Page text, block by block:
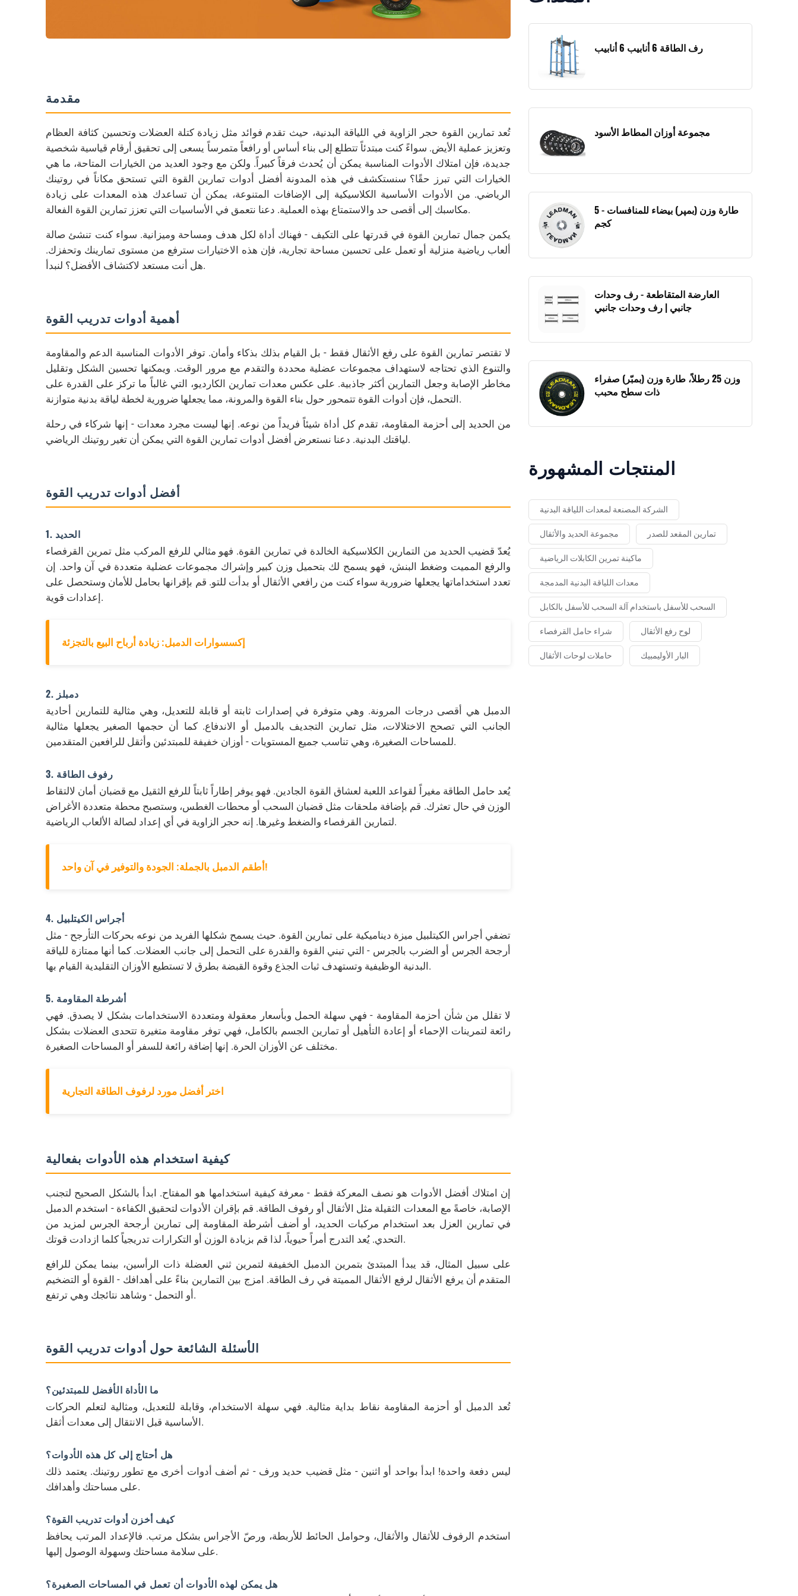
هل يمكن لهذه الأدوات أن تعمل في المساحات الصغيرة؟
الخاتمة
هل أنت جاهز للارتقاء بعلامتك التجارية مع اللوحات المخصصة للمصدات؟
مقدمة
تُعد تمارين القوة حجر الزاوية في اللياقة البدنية، حيث تقدم فوائد مثل زيادة كتلة العضلات وتحسين كثافة العظام
وتعزيز عملية الأيض. سواءً كنت مبتدئاً تتطلع إلى بناء أساس أو رافعاً متمرساً يسعى إلى تحقيق أرقام قياسية شخصية
جديدة، فإن امتلاك الأدوات المناسبة يمكن أن يُحدث فرقاً كبيراً. ولكن مع وجود العديد من الخيارات المتاحة، ما هي
الخيارات التي تبرز حقًا؟ سنستكشف في هذه المدونة أفضل أدوات تمارين القوة التي تستحق مكاناً في روتينك
الرياضي. من الأدوات الأساسية الكلاسيكية إلى الإضافات المتنوعة، يمكن أن تساعدك هذه المعدات على زيادة
مكاسبك إلى أقصى حد والاستمتاع بهذه العملية. دعنا نتعمق في الأساسيات التي تعزز تمارين القوة الفعالة.
يكمن جمال تمارين القوة في قدرتها على التكيف - فهناك أداة لكل هدف ومساحة وميزانية. سواء كنت تنشئ صالة
ألعاب رياضية منزلية أو تعمل على تحسين مساحة تجارية، فإن هذه الاختيارات سترفع من مستوى تمارينك وتحفزك.
هل أنت مستعد لاكتشاف الأفضل؟ لنبدأ.
أهمية أدوات تدريب القوة
لا تقتصر تمارين القوة على رفع الأثقال فقط - بل القيام بذلك بذكاء وأمان. توفر الأدوات المناسبة الدعم والمقاومة
والتنوع الذي تحتاجه لاستهداف مجموعات عضلية محددة والتقدم مع مرور الوقت. ويمكنها تحسين الشكل وتقليل
مخاطر الإصابة وجعل التمارين أكثر جاذبية. على عكس معدات تمارين الكارديو، التي غالباً ما تركز على القدرة على
التحمل، فإن أدوات القوة تتمحور حول بناء القوة والمرونة، مما يجعلها ضرورية لخطة لياقة بدنية متوازنة.
من الحديد إلى أحزمة المقاومة، تقدم كل أداة شيئاً فريداً من نوعه. إنها ليست مجرد معدات - إنها شركاء في رحلة
لياقتك البدنية. دعنا نستعرض أفضل أدوات تمارين القوة التي يمكن أن تغير روتينك الرياضي.
أفضل أدوات تدريب القوة
1. الحديد
يُعدّ قضيب الحديد من التمارين الكلاسيكية الخالدة في تمارين القوة. فهو مثالي للرفع المركب مثل تمرين القرفصاء
والرفع المميت وضغط البنش، فهو يسمح لك بتحميل وزن كبير وإشراك مجموعات عضلية متعددة في آن واحد. إن
تعدد استخداماتها يجعلها ضرورية سواء كنت من رافعي الأثقال أو بدأت للتو. قم بإقرانها بحامل للأمان وستحصل على
إعدادات قوية.
إكسسوارات الدمبل: زيادة أرباح البيع بالتجزئة
2. دمبلز
الدمبل هي أقصى درجات المرونة. وهي متوفرة في إصدارات ثابتة أو قابلة للتعديل، وهي مثالية للتمارين أحادية
الجانب التي تصحح الاختلالات، مثل تمارين التجديف بالدمبل أو الاندفاع. كما أن حجمها الصغير يجعلها مثالية
للمساحات الصغيرة، وهي تناسب جميع المستويات - أوزان خفيفة للمبتدئين وأثقل للرافعين المتقدمين.
3. رفوف الطاقة
يُعد حامل الطاقة مغيراً لقواعد اللعبة لعشاق القوة الجادين. فهو يوفر إطاراً ثابتاً للرفع الثقيل مع قضبان أمان لالتقاط
الوزن في حال تعثرك. قم بإضافة ملحقات مثل قضبان السحب أو محطات الغطس، وستصبح محطة متعددة الأغراض
لتمارين القرفصاء والضغط وغيرها. إنه حجر الزاوية في أي إعداد لصالة الألعاب الرياضية.
أطقم الدمبل بالجملة: الجودة والتوفير في آن واحد!
4. أجراس الكيتلبيل
تضفي أجراس الكيتلبيل ميزة ديناميكية على تمارين القوة. حيث يسمح شكلها الفريد من نوعه بحركات التأرجح - مثل
أرجحة الجرس أو الضرب بالجرس - التي تبني القوة والقدرة على التحمل إلى جانب العضلات. كما أنها ممتازة للياقة
البدنية الوظيفية وتستهدف ثبات الجذع وقوة القبضة بطرق لا تستطيع الأوزان التقليدية القيام بها.
5. أشرطة المقاومة
لا تقلل من شأن أحزمة المقاومة - فهي سهلة الحمل وبأسعار معقولة ومتعددة الاستخدامات بشكل لا يصدق. فهي
رائعة لتمرينات الإحماء أو إعادة التأهيل أو تمارين الجسم بالكامل، فهي توفر مقاومة متغيرة تتحدى العضلات بشكل
مختلف عن الأوزان الحرة. إنها إضافة رائعة للسفر أو المساحات الصغيرة.
اختر أفضل مورد لرفوف الطاقة التجارية
كيفية استخدام هذه الأدوات بفعالية
إن امتلاك أفضل الأدوات هو نصف المعركة فقط - معرفة كيفية استخدامها هو المفتاح. ابدأ بالشكل الصحيح لتجنب
الإصابة، خاصةً مع المعدات الثقيلة مثل الأثقال أو رفوف الطاقة. قم بإقران الأدوات لتحقيق الكفاءة - استخدم الدمبل
في تمارين العزل بعد استخدام مركبات الحديد، أو أضف أشرطة المقاومة إلى تمارين أرجحة الجرس لمزيد من
التحدي. يُعد التدرج أمراً حيوياً، لذا قم بزيادة الوزن أو التكرارات تدريجياً كلما ازدادت قوتك.
على سبيل المثال، قد يبدأ المبتدئ بتمرين الدمبل الخفيفة لتمرين ثني العضلة ذات الرأسين، بينما يمكن للرافع
المتقدم أن يرفع الأثقال لرفع الأثقال المميتة في رف الطاقة. امزج بين التمارين بناءً على أهدافك - القوة أو التضخيم
أو التحمل - وشاهد نتائجك وهي ترتفع.
الأسئلة الشائعة حول أدوات تدريب القوة
ما الأداة الأفضل للمبتدئين؟
تُعد الدمبل أو أحزمة المقاومة نقاط بداية مثالية. فهي سهلة الاستخدام، وقابلة للتعديل، ومثالية لتعلم الحركات
الأساسية قبل الانتقال إلى معدات أثقل.
هل أحتاج إلى كل هذه الأدوات؟
ليس دفعة واحدة! ابدأ بواحد أو اثنين - مثل قضيب حديد ورف - ثم أضف أدوات أخرى مع تطور روتينك. يعتمد ذلك
على مساحتك وأهدافك.
كيف أخزن أدوات تدريب القوة؟
استخدم الرفوف للأثقال والأثقال، وحوامل الحائط للأربطة، ورصّ الأجراس بشكل مرتب. فالإعداد المرتب يحافظ
على سلامة مساحتك وسهولة الوصول إليها.
هل يمكن لهذه الأدوات أن تعمل في المساحات الصغيرة؟
رف الطاقة 6 أنابيب 6 أنابيب
مجموعة أوزان المطاط الأسود
طارة وزن (بمپر) بيضاء للمنافسات - 5
كجم
العارضة المتقاطعة - رف وحدات
جانبي | رف وحدات جانبي
وزن 25 رطلاً، طارة وزن (بمبّر) صفراء
ذات سطح محبب
المنتجات المشهورة
الشركة المصنعة لمعدات اللياقة البدنية
مجموعة الحديد والأثقال تمارين المقعد للصدر
ماكينة تمرين الكابلات الرياضية
معدات اللياقة البدنية المدمجة
السحب للأسفل باستخدام آلة السحب للأسفل بالكابل
شراء حامل القرفصاء لوح رفع الأثقال
حاملات لوحات الأثقال البار الأوليمبيك